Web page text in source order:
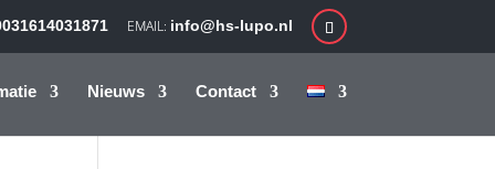
info@hs-lupo.nl
Nieuws Contact